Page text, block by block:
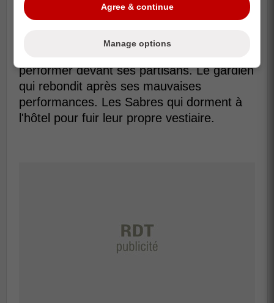
qui dit tout sur le niveau de confiance d'une
performer devant ses partisans. Le gardien
qui rebondit après ses mauvaises
performances. Les Sabres qui dorment à
l'hôtel pour fuir leur propre vestiaire.
Agree & continue
Manage options